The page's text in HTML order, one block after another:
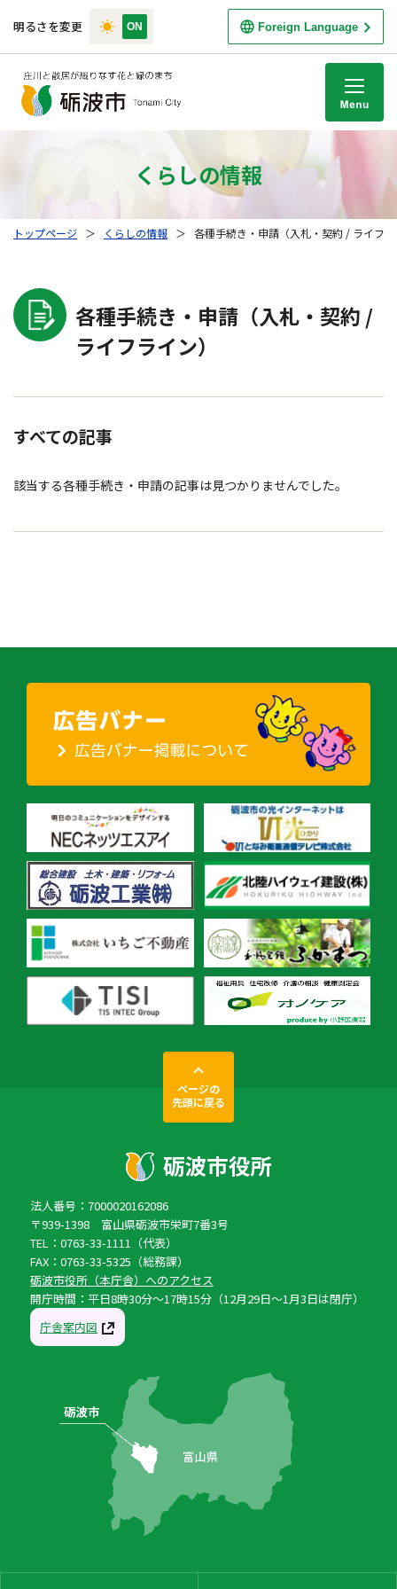
明るさを変更 Foreign Language
くらしの情報
トップページ ＞ くらしの情報 ＞ 各種手続き・申請（入札・契約 / ライフ
各種手続き・申請（入札・契約 /
ライフライン）
すべての記事
該当する各種手続き・申請の記事は見つかりませんでした。
ページの
先頭に戻る
法人番号：7000020162086
〒939-1398 富山県砺波市栄町7番3号
TEL：0763-33-1111（代表）
FAX：0763-33-5325（総務課）
砺波市役所（本庁舎）へのアクセス
開庁時間：平日8時30分〜17時15分（12月29日〜1月3日は閉庁）
庁舎案内図